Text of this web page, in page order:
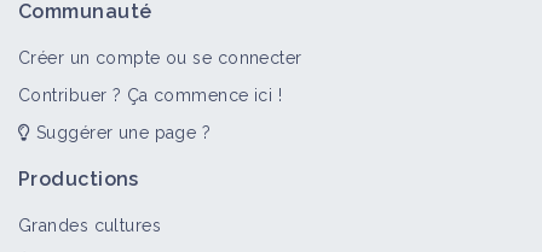
Communauté
Créer un compte ou se connecter
Contribuer ? Ça commence ici !
Suggérer une page ?
Productions
Grandes cultures